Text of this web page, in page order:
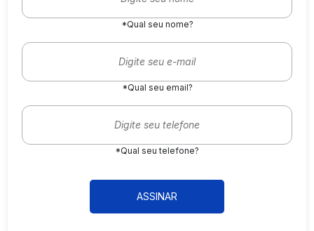
*Qual seu nome?
*Qual seu email?
*Qual seu telefone?
ASSINAR